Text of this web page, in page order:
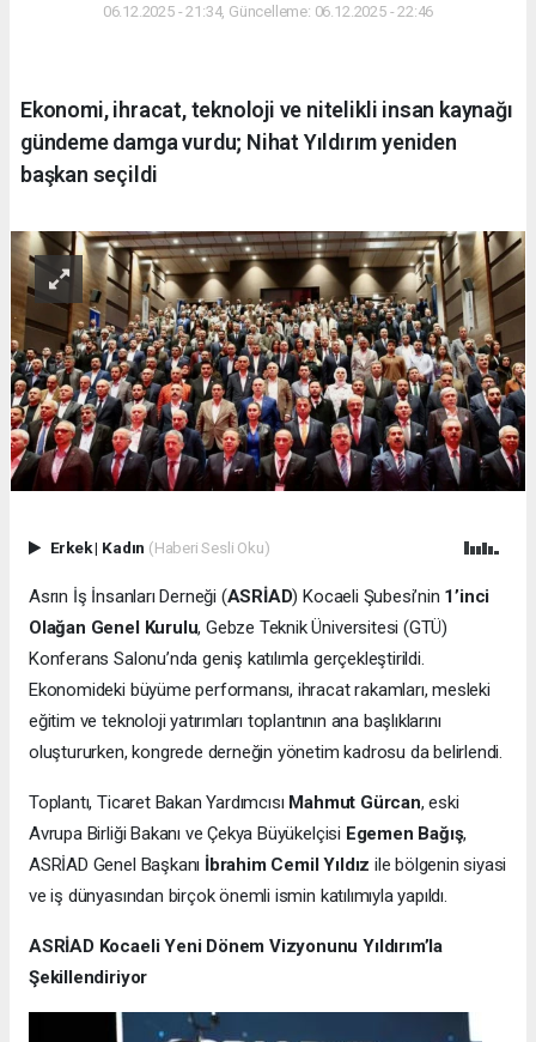
06.12.2025 - 21:34, Güncelleme: 06.12.2025 - 22:46
Ekonomi, ihracat, teknoloji ve nitelikli insan kaynağı
gündeme damga vurdu; Nihat Yıldırım yeniden
başkan seçildi
Erkek| Kadın (Haberi Sesli Oku)
Asrın İş İnsanları Derneği (ASRİAD) Kocaeli Şubesi’nin 1’inci
Olağan Genel Kurulu, Gebze Teknik Üniversitesi (GTÜ)
Konferans Salonu’nda geniş katılımla gerçekleştirildi.
Ekonomideki büyüme performansı, ihracat rakamları, mesleki
eğitim ve teknoloji yatırımları toplantının ana başlıklarını
oluştururken, kongrede derneğin yönetim kadrosu da belirlendi.
Toplantı, Ticaret Bakan Yardımcısı Mahmut Gürcan, eski
Avrupa Birliği Bakanı ve Çekya Büyükelçisi Egemen Bağış,
ASRİAD Genel Başkanı İbrahim Cemil Yıldız ile bölgenin siyasi
ve iş dünyasından birçok önemli ismin katılımıyla yapıldı.
ASRİAD Kocaeli Yeni Dönem Vizyonunu Yıldırım’la
Şekillendiriyor